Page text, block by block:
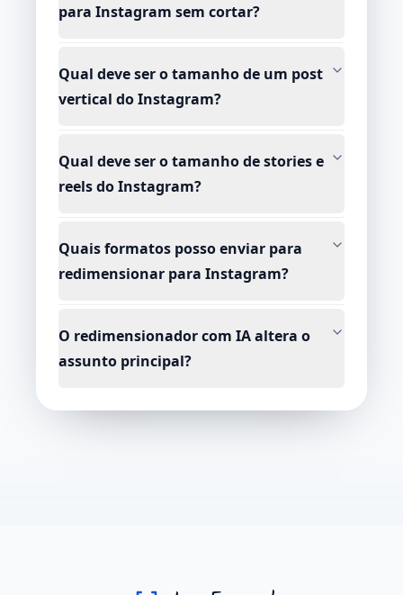
para Instagram sem cortar?
Qual deve ser o tamanho de um post
vertical do Instagram?
Qual deve ser o tamanho de stories e
reels do Instagram?
Quais formatos posso enviar para
redimensionar para Instagram?
O redimensionador com IA altera o
assunto principal?